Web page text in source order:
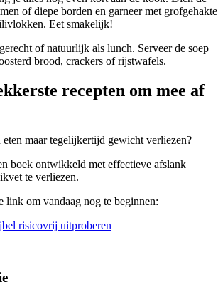
of diepe borden en garneer met grofgehakte
Eet smakelijk!
of natuurlijk als lunch. Serveer de soep
brood, crackers of rijstwafels.
recepten om mee af
maar tegelijkertijd gewicht verliezen?
boek ontwikkeld met effectieve afslank
te verliezen.
link om vandaag nog te beginnen:
risicovrij uitproberen